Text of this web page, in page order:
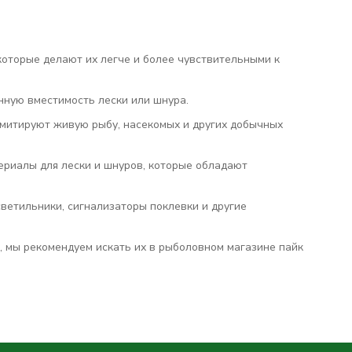
делают их легче и более чувствительными к
вместимость лески или шнура.
живую рыбу, насекомых и других добычных
для лески и шнуров, которые обладают
сигнализаторы поклевки и другие
рекомендуем искать их в рыболовном магазине пайк